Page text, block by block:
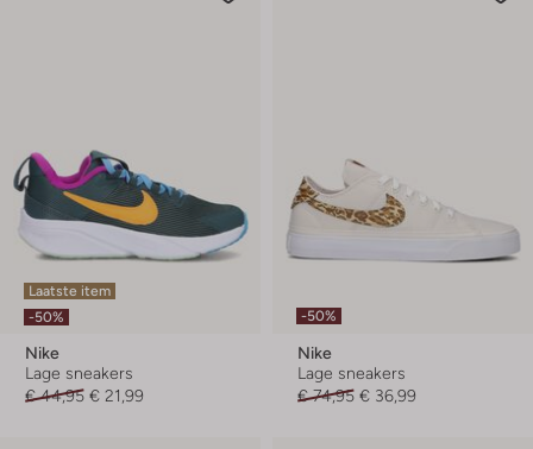
Laatste item
-50%
Nike
Lage sneakers
€ 44,95 € 21,99
-50%
Nike
Lage sneakers
€ 74,95 € 36,99